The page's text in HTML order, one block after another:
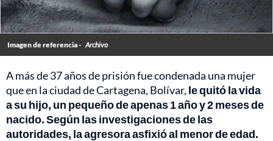
Imagen de referencia - Archivo
A más de 37 años de prisión fue condenada una mujer
que en la ciudad de Cartagena, Bolívar, le quitó la vida
a su hijo, un pequeño de apenas 1 año y 2 meses de
nacido. Según las investigaciones de las
autoridades, la agresora asfixió al menor de edad.